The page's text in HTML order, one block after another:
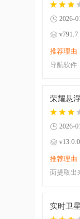
2026-
v791.7
推荐理由
导航软件
导航，
2026-
推荐理由
面提取出
息，优
实时卫